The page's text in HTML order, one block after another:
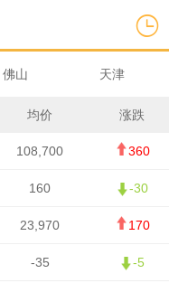
佛山 天津
均价 涨跌
108,700 360
160 -30
23,970 170
-35 -5